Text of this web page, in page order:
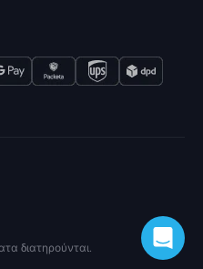
διατηρούνται.